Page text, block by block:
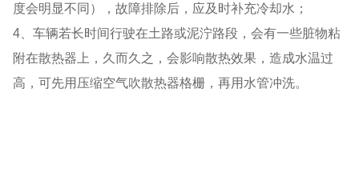
度会明显不同），故障排除后，应及时补充冷却水；
4、车辆若长时间行驶在土路或泥泞路段，会有一些脏物粘
附在散热器上，久而久之，会影响散热效果，造成水温过
高，可先用压缩空气吹散热器格栅，再用水管冲洗。